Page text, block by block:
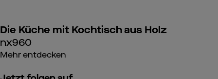
Die Küche mit Kochtisch aus Holz
nx960
Mehr entdecken